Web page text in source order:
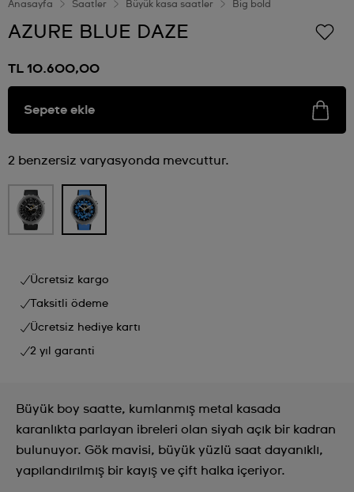
Anasayfa Saatler Büyük kasa saatler Big bold
AZURE BLUE DAZE
TL 10.600,00
Sepete ekle
2 benzersiz varyasyonda mevcuttur.
Ücretsiz kargo
Taksitli ödeme
Ücretsiz hediye kartı
2 yıl garanti
Büyük boy saatte, kumlanmış metal kasada
karanlıkta parlayan ibreleri olan siyah açık bir kadran
bulunuyor. Gök mavisi, büyük yüzlü saat dayanıklı,
yapılandırılmış bir kayış ve çift halka içeriyor.